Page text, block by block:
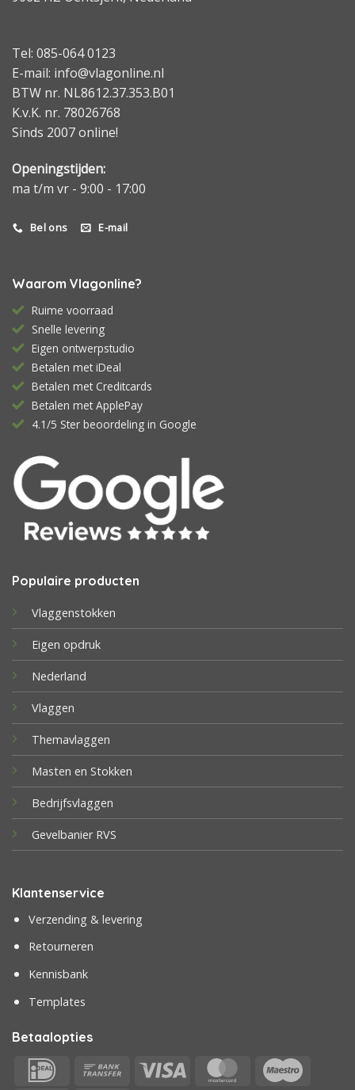
Tel: 085-064 0123
E-mail: info@vlagonline.nl
BTW nr. NL8612.37.353.B01
K.v.K. nr. 78026768
Sinds 2007 online!
Openingstijden:
ma t/m vr - 9:00 - 17:00
Bel ons E-mail
Waarom Vlagonline?
Ruime voorraad
Snelle levering
Eigen ontwerpstudio
Betalen met iDeal
Betalen met Creditcards
Betalen met ApplePay
4.1/5 Ster beoordeling in Google
Populaire producten
Vlaggenstokken
Eigen opdruk
Nederland
Vlaggen
Themavlaggen
Masten en Stokken
Bedrijfsvlaggen
Gevelbanier RVS
Klantenservice
Verzending & levering
Retourneren
Kennisbank
Templates
Betaalopties
IDeal
Bank
Visa MasterCard